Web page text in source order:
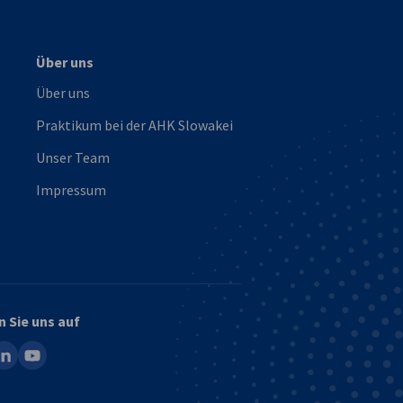
Über uns
Über uns
Praktikum bei der AHK Slowakei
Unser Team
Impressum
Sie uns auf
youtube